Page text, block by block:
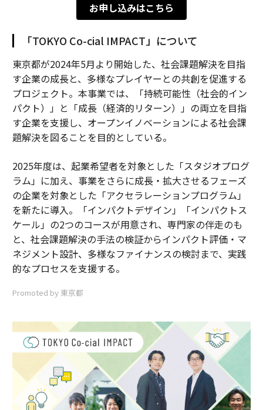
お申し込みはこちら
「TOKYO Co-cial IMPACT」について
東京都が2024年5月より開始した、社会課題解決を目指
す企業の成長と、多様なプレイヤーとの共創を促進する
プロジェクト。本事業では、「持続可能性（社会的イン
パクト）」と「成長（経済的リターン）」の両立を目指
す企業を支援し、オープンイノベーションによる社会課
題解決を図ることを目的としている。
2025年度は、起業希望者を対象とした「スタジオプログ
ラム」に加え、事業をさらに成長・拡大させるフェーズ
の企業を対象とした「アクセラレーションプログラム」
を新たに導入。「インパクトデザイン」「インパクトス
ケール」の2つのコースが用意され、専門家の伴走のも
と、社会課題解決の手法の検証からインパクト評価・マ
ネジメント設計、多様なファイナンスの検討まで、実践
的なプロセスを支援する。
Promoted by 東京都